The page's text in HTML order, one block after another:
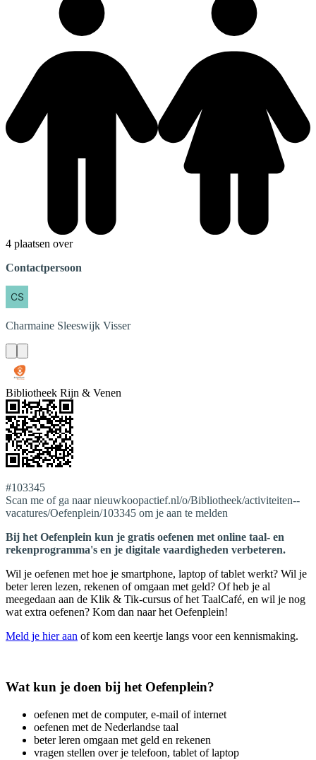
4 plaatsen over
Contactpersoon
Charmaine Sleeswijk Visser
Bibliotheek Rijn & Venen
#103345
Scan me of ga naar nieuwkoopactief.nl/o/Bibliotheek/activiteiten--
vacatures/Oefenplein/103345 om je aan te melden
Bij het Oefenplein kun je gratis oefenen met online taal- en
rekenprogramma's en je digitale vaardigheden verbeteren.
Wil je oefenen met hoe je smartphone, laptop of tablet werkt? Wil je
beter leren lezen, rekenen of omgaan met geld? Of heb je al
meegedaan aan de Klik & Tik-cursus of het TaalCafé, en wil je nog
wat extra oefenen? Kom dan naar het Oefenplein!
Meld je hier aan of kom een keertje langs voor een kennismaking.
Wat kun je doen bij het Oefenplein?
oefenen met de computer, e-mail of internet
oefenen met de Nederlandse taal
beter leren omgaan met geld en rekenen
vragen stellen over je telefoon, tablet of laptop